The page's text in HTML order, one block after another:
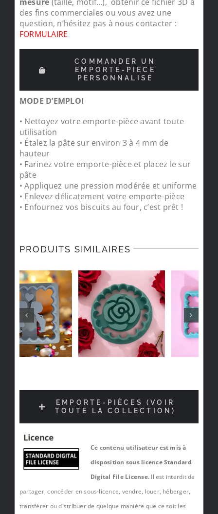
des fins commerciales ou vous avez une
question, n’hésitez pas à nous contacter :
FORMULAIRE
COMMANDER UN
EMPORTE-PIECE
PERSONNALISÉ
MODE D’EMPLOI
• Nettoyez votre emporte-pièce avant toute
utilisation
• Étalez la pâte sur environ 3 à 4 mm de
hauteur
• Farinez votre emporte-pièce et placez le sur
pâte
• Appliquez une pression modérée et uniforme
• Enlevez délicatement votre emporte-pièce
• Enfournez vos biscuits au four, c’est prêt !
PRODUITS SIMILAIRES
EMPORTE-PIÈCES (VOIR
TOUTE LA COLLECTION)
Ce contenu utilisateur est mis à
disposition sous licence Standard
Digital File License. Il est interdit de
partager, concéder en sous-licence, vendre, louer, héberger,
transférer ou distribuer de quelque manière que ce soit les